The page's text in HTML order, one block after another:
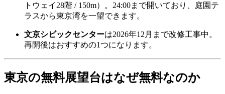
トウェイ28階 / 150m）。24:00まで開いており、庭園テ
ラスから東京湾を一望できます。
文京シビックセンターは2026年12月まで改修工事中。
再開後はおすすめの1つになります。
東京の無料展望台はなぜ無料なのか